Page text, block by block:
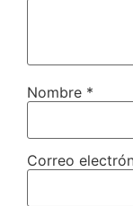
Nombre *
Correo